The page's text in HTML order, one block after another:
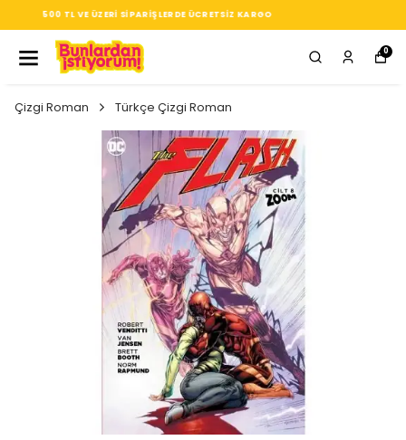
SEÇTIĞIN HER ÜRÜN, TARZINA DAIR KÜÇÜK BIR IMZA
0
Çizgi Roman Türkçe Çizgi Roman